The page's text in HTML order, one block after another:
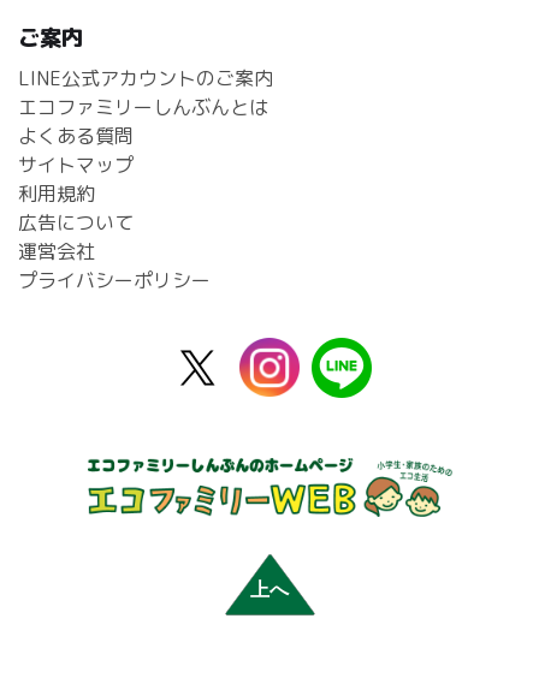
ご案内
LINE公式アカウントのご案内
エコファミリーしんぶんとは
よくある質問
サイトマップ
利用規約
広告について
運営会社
プライバシーポリシー
instagram
上へ